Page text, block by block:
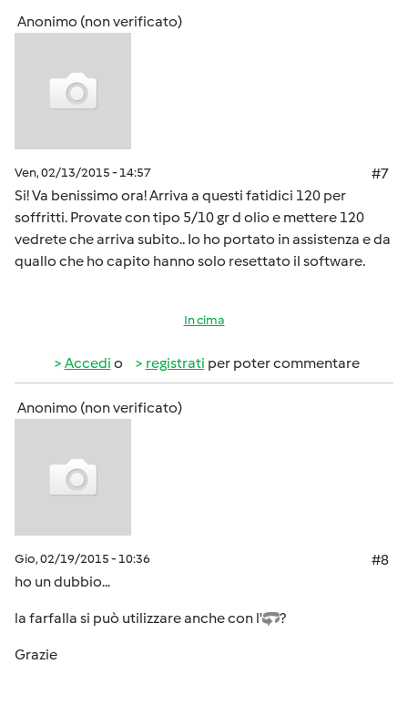
Anonimo (non verificato)
Ven, 02/13/2015 - 14:57
#7
Si! Va benissimo ora! Arriva a questi fatidici 120 per
soffritti. Provate con tipo 5/10 gr d olio e mettere 120
vedrete che arriva subito.. Io ho portato in assistenza e da
quallo che ho capito hanno solo resettato il software.
In cima
Accedi o registrati per poter commentare
Anonimo (non verificato)
Gio, 02/19/2015 - 10:36
#8
ho un dubbio...
la farfalla si può utilizzare anche con l' ?
Grazie